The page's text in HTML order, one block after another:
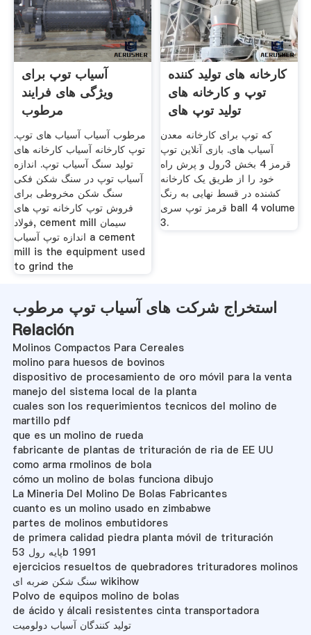
آسیاب توپ برای
ویژگی های فرایند
مرطوب
مرطوب آسیاب آسیاب های توپ.
توپ کارخانه آسیاب کارخانه های
تولید سنگ آسیاب توپ. اندازه
آسیاب توپ در سنگ شکن فکی
سنگ شکن مخروطی برای
فروش توپ کارخانه توپ های
فولاد, cement mill سیمان
اندازه توپ آسیاب a cement
mill is the equipment used
to grind the
کارخانه های تولید کننده
توپ و کارخانه های
تولید توپ های
که توپ برای کارخانه معدن
آسیاب های. بازی آنلاین توپ
قرمز 4 بخش 3رول و پرش راه
خود را از طریق یک کارخانه
کشنده در قسط نهایی به رنگ
قرمز توپ سری ball 4 volume
3.
استخراج شرکت های آسیاب توپ مرطوب
Relación
Molinos Compactos Para Cereales
molino para huesos de bovinos
dispositivo de procesamiento de oro móvil para la venta
manejo del sistema local de la planta
cuales son los requerimientos tecnicos del molino de
martillo pdf
que es un molino de rueda
fabricante de plantas de trituración de ria de EE UU
como arma rmolinos de bola
cómo un molino de bolas funciona dibujo
La Mineria Del Molino De Bolas Fabricantes
cuanto es un molino usado en zimbabwe
partes de molinos embutidores
de primera calidad piedra planta móvil de trituración
پایه رول 53b 1991
ejercicios resueltos de quebradores trituradores molinos
سنگ شکن ضربه ای wikihow
Polvo de equipos molino de bolas
de ácido y álcali resistentes cinta transportadora
تولید کنندگان آسیاب دولومیت